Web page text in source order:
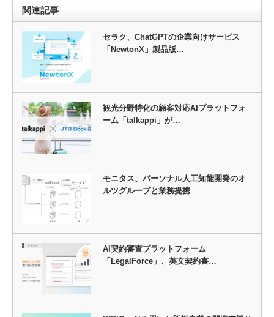
関連記事
セラク、ChatGPTの企業向けサービス
「NewtonX」製品版…
観光分野特化の顧客対応AIプラットフォ
ーム「talkappi」が…
モニタス、パーソナル人工知能開発のオ
ルツグループと業務提携
AI契約審査プラットフォーム
「LegalForce」、英文契約書…